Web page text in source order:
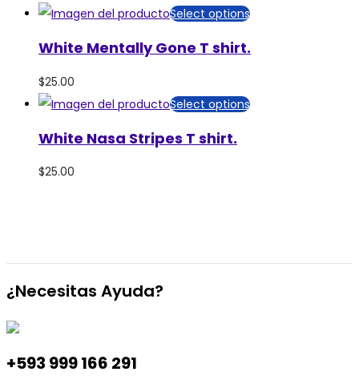
Select options
White Mentally Gone T shirt.
$25.00
Select options
White Nasa Stripes T shirt.
$25.00
¿Necesitas Ayuda?
+593 999 166 291